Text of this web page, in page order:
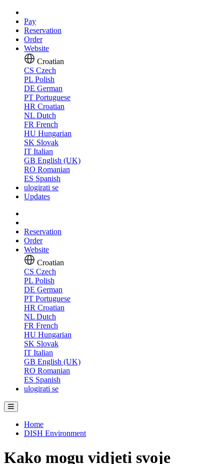
Pay
Reservation
Order
Website
Croatian
CS Czech
PL Polish
DE German
PT Portuguese
HR Croatian
NL Dutch
FR French
HU Hungarian
SK Slovak
IT Italian
GB English (UK)
RO Romanian
ES Spanish
ulogirati se
Updates
Reservation
Order
Website
Croatian
CS Czech
PL Polish
DE German
PT Portuguese
HR Croatian
NL Dutch
FR French
HU Hungarian
SK Slovak
IT Italian
GB English (UK)
RO Romanian
ES Spanish
ulogirati se
Home
DISH Environment
Kako mogu vidjeti svoje